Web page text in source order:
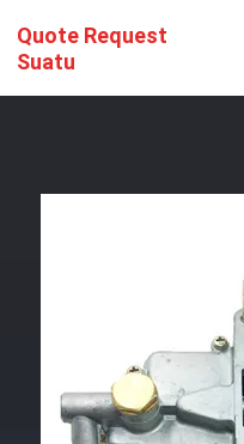
Quote Request
Suatu